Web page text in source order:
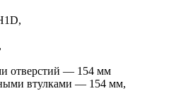
отверстий — 154 мм
втулками — 154 мм,